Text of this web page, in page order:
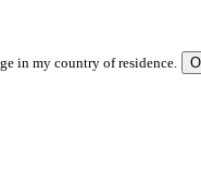
in my country of residence.